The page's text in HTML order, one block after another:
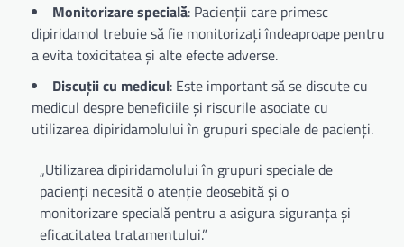
Monitorizare specială: Pacienții care primesc
dipiridamol trebuie să fie monitorizați îndeaproape pentru
a evita toxicitatea și alte efecte adverse.
Discuții cu medicul: Este important să se discute cu
medicul despre beneficiile și riscurile asociate cu
utilizarea dipiridamolului în grupuri speciale de pacienți.
„Utilizarea dipiridamolului în grupuri speciale de
pacienți necesită o atenție deosebită și o
monitorizare specială pentru a asigura siguranța și
eficacitatea tratamentului.”